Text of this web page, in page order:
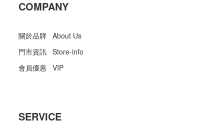
COMPANY
關於品牌 About Us
門市資訊 Store-info
會員優惠 VIP
SERVICE